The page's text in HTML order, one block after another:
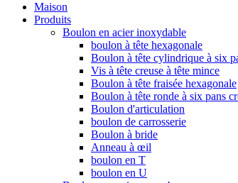
Maison
Produits
Boulon en acier inoxydable
boulon à tête hexagonale
Boulon à tête cylindrique à six
Vis à tête creuse à tête mince
Boulon à tête fraisée hexagonale
Boulon à tête ronde à six pans
Boulon d'articulation
boulon de carrosserie
Boulon à bride
Anneau à œil
boulon en T
boulon en U